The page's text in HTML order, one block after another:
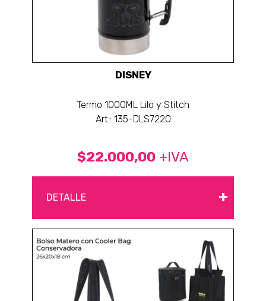
DISNEY
Termo 1000ML Lilo y Stitch
Art.: 135-DLS7220
$22.000,00 +IVA
DETALLE +